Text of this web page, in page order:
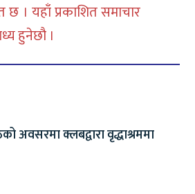
छ । यहाँ प्रकाशित समाचार
हुनेछौ ।
अवसरमा क्लबद्वारा वृद्धाश्रममा